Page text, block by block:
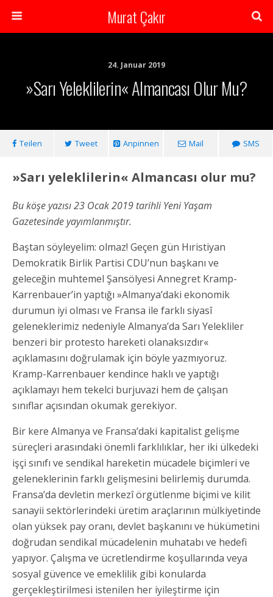
Murat Çakır
24. Januar 2019
»Sarı Yeleklilerin« Almancası Olur Mu?
Teilen Tweet Anpinnen Mail SMS
»Sarı yeleklilerin« Almancası olur mu?
Bu köşe yazısı 23 Ocak 2019 tarihli Yeni Yaşam
Gazetesinde yayımlanmıştır.
Baştan söyleyelim: olmaz! Geçen gün Hıristiyan
Demokratik Birlik Partisi CDU’nun başkanı ve
geleceğin muhtemel Şansölyesi Annegret Kramp-
Karrenbauer’in yaptığı »Almanya’daki ekonomik
durumun iyi olması ve Fransa ile farklı siyasî
geleneklerimiz nedeniyle Almanya’da Sarı Yelekliler
benzeri bir protesto hareketi olanaksızdır«
açıklamasını doğrulamak için böyle yazmıyoruz.
Kramp-Karrenbauer kendince haklı ve yaptığı
açıklamayı hem tekelci burjuvazi hem de çalışan
sınıflar açısından okumak gerekiyor.
Bir kere Almanya ve Fransa’daki kapitalist gelişme
süreçleri arasındaki önemli farklılıklar, her iki ülkedeki
işçi sınıfı ve sendikal hareketin mücadele biçimleri ve
geleneklerinin farklı gelişmesini belirlemiş durumda.
Fransa’da devletin merkezî örgütlenme biçimi ve kilit
sanayii sektörlerindeki üretim araçlarının mülkiyetinde
olan yüksek pay oranı, devlet başkanını ve hükümetini
doğrudan sendikal mücadelenin muhatabı ve hedefi
yapıyor. Çalışma ve ücretlendirme koşullarında veya
sosyal güvence ve emeklilik gibi konularda
gerçekleştirilmesi istenilen her iyileştirme için